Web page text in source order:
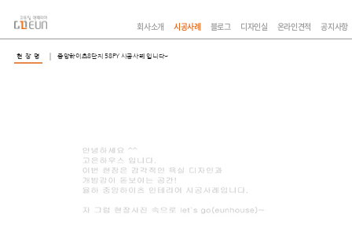
회사소개 시공사례 블로그 디자인실 온라인견적 공지사항
현 장 명 중앙하이츠8단지 58PY 시공사례 입니다~